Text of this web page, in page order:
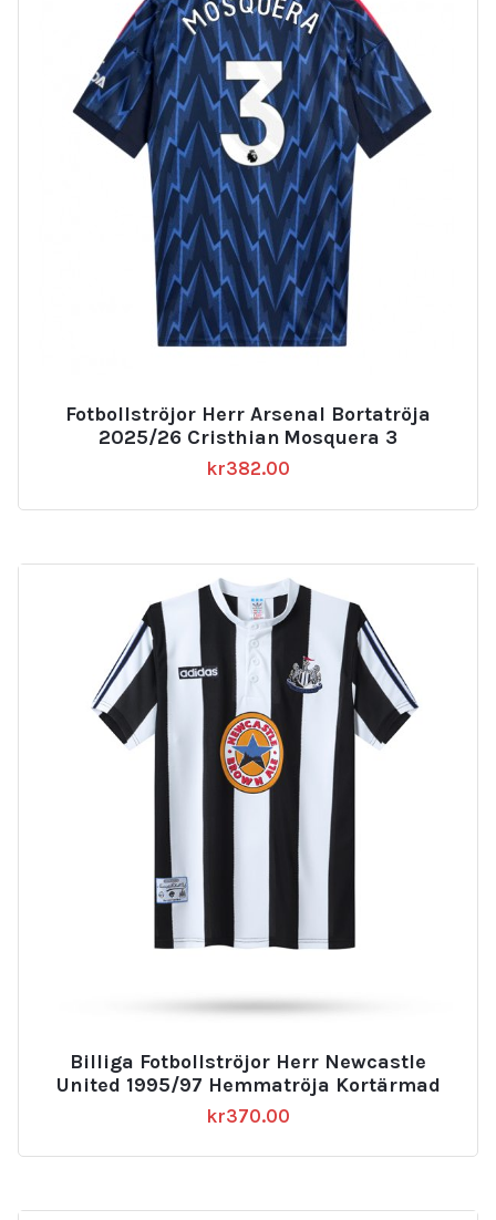
Fotbollströjor Herr Arsenal Bortatröja
2025/26 Cristhian Mosquera 3
kr382.00
Billiga Fotbollströjor Herr Newcastle
United 1995/97 Hemmatröja Kortärmad
kr370.00